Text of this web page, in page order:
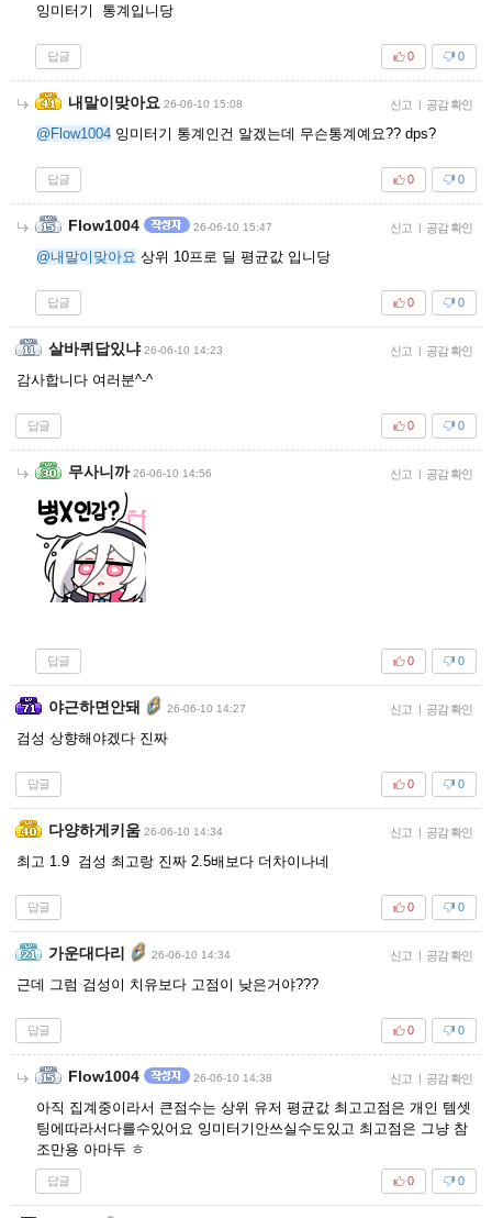
잉미터기 통계입니당
답글 0
0
내말이맞아요 26-06-10 15:08 신고 | 공감 확인
@Flow1004 잉미터기 통계인건 알겠는데 무슨통계예요?? dps?
답글 0
0
Flow1004 26-06-10 15:47 신고 | 공감 확인
@내말이맞아요 상위 10프로 딜 평균값 입니당
답글 0
0
살바퀴답있냐 26-06-10 14:23 신고 | 공감 확인
감사합니다 여러분^-^
답글 0
0
무사니까 26-06-10 14:56 신고 | 공감 확인
답글 0
0
야근하면안돼 26-06-10 14:27 신고 | 공감 확인
검성 상향해야겠다 진짜
답글 0
0
다양하게키움 26-06-10 14:34 신고 | 공감 확인
최고 1.9 검성 최고랑 진짜 2.5배보다 더차이나네
답글 0
0
가운대다리 26-06-10 14:34 신고 | 공감 확인
근데 그럼 검성이 치유보다 고점이 낮은거야???
답글 0
0
Flow1004 26-06-10 14:38 신고 | 공감 확인
아직 집계중이라서 큰점수는 상위 유저 평균값 최고고점은 개인 템셋
팅에따라서다를수있어요 잉미터기안쓰실수도있고 최고점은 그냥 참
조만용 아마두 ㅎ
답글 0
0